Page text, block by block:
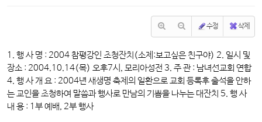
수정 삭제
1. 행 사 명 : 2004 참평강인 초청잔치(소제:보고싶은 친구야) 2. 일시 및
장소 : 2004.10.14(목) 오후7시, 모리아성전 3. 주 관 : 남녀선교회 연합
4. 행 사 개 요 : 2004년 새생명 축제의 일환으로 교회 등록후 출석을 안하
는 교인을 초청하여 말씀과 행사로 만남의 기쁨을 나누는 대잔치 5. 행 사
내 용 : 1부 예배, 2부 행사